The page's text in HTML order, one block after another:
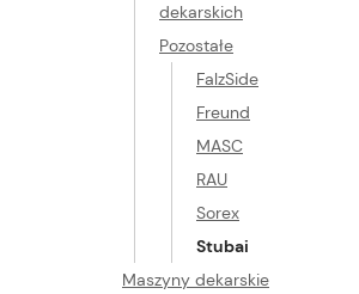
dekarskich
Pozostałe
FalzSide
Freund
MASC
RAU
Sorex
Stubai
Maszyny dekarskie